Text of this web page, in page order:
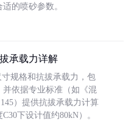
的喷砂参数。
承载力详解
规格和抗拔承载力，包
依据专业标准（如《混
）提供抗拔承载力计算
下设计值约80kN）。